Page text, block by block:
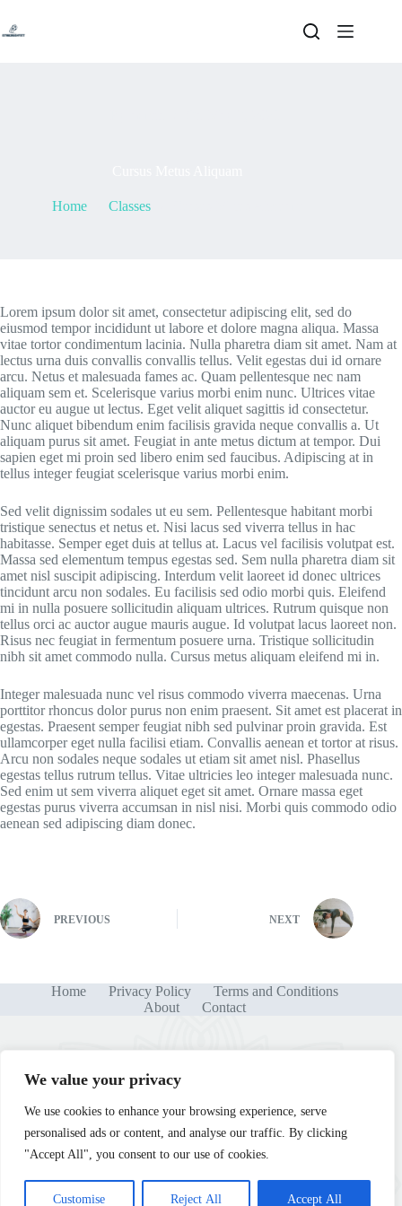
We value your privacy
We use cookies to enhance your browsing experience, serve
personalised ads or content, and analyse our traffic. By clicking
"Accept All", you consent to our use of cookies.
Customise Reject All Accept All
content
Home Classes
Lorem ipsum dolor sit amet, consectetur adipiscing elit, sed do
eiusmod tempor incididunt ut labore et dolore magna aliqua. Massa
vitae tortor condimentum lacinia. Nulla pharetra diam sit amet. Nam at
lectus urna duis convallis convallis tellus. Velit egestas dui id ornare
arcu. Netus et malesuada fames ac. Quam pellentesque nec nam
aliquam sem et. Scelerisque varius morbi enim nunc. Ultrices vitae
auctor eu augue ut lectus. Eget velit aliquet sagittis id consectetur.
Nunc aliquet bibendum enim facilisis gravida neque convallis a. Ut
aliquam purus sit amet. Feugiat in ante metus dictum at tempor. Dui
sapien eget mi proin sed libero enim sed faucibus. Adipiscing at in
tellus integer feugiat scelerisque varius morbi enim.
Sed velit dignissim sodales ut eu sem. Pellentesque habitant morbi
tristique senectus et netus et. Nisi lacus sed viverra tellus in hac
habitasse. Semper eget duis at tellus at. Lacus vel facilisis volutpat est.
Massa sed elementum tempus egestas sed. Sem nulla pharetra diam sit
amet nisl suscipit adipiscing. Interdum velit laoreet id donec ultrices
tincidunt arcu non sodales. Eu facilisis sed odio morbi quis. Eleifend
mi in nulla posuere sollicitudin aliquam ultrices. Rutrum quisque non
tellus orci ac auctor augue mauris augue. Id volutpat lacus laoreet non.
Risus nec feugiat in fermentum posuere urna. Tristique sollicitudin
nibh sit amet commodo nulla. Cursus metus aliquam eleifend mi in.
Integer malesuada nunc vel risus commodo viverra maecenas. Urna
porttitor rhoncus dolor purus non enim praesent. Sit amet est placerat in
egestas. Praesent semper feugiat nibh sed pulvinar proin gravida. Est
ullamcorper eget nulla facilisi etiam. Convallis aenean et tortor at risus.
Arcu non sodales neque sodales ut etiam sit amet nisl. Phasellus
egestas tellus rutrum tellus. Vitae ultricies leo integer malesuada nunc.
Sed enim ut sem viverra aliquet eget sit amet. Ornare massa eget
egestas purus viverra accumsan in nisl nisi. Morbi quis commodo odio
aenean sed adipiscing diam donec.
PREVIOUS NEXT
Home Privacy Policy
Terms and Conditions
About
Contact